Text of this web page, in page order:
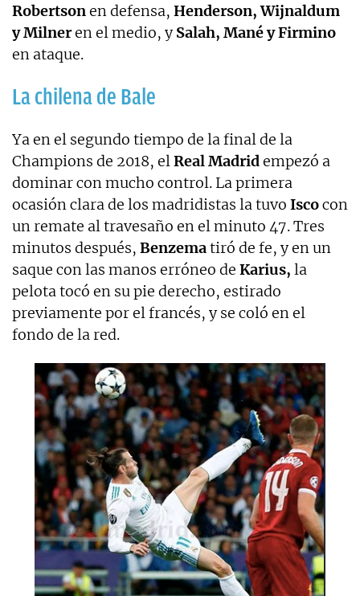
Robertsonen defensa, Henderson, Wijnaldum
y Milneren el medio, ySalah, Mané y Firmino
en ataque.
La chilena de Bale
Ya en el segundo tiempo de la final de la
Champions de 2018, elReal Madridempezó a
dominar con mucho control. La primera
ocasión clara de los madridistas la tuvo Iscocon
un remate al travesaño en el minuto 47. Tres
minutos después, Benzematiró de fe, y en un
saque con las manos erróneo de Karius, la
pelota tocó en su pie derecho, estirado
previamente por el francés, y se coló en el
fondo de la red.